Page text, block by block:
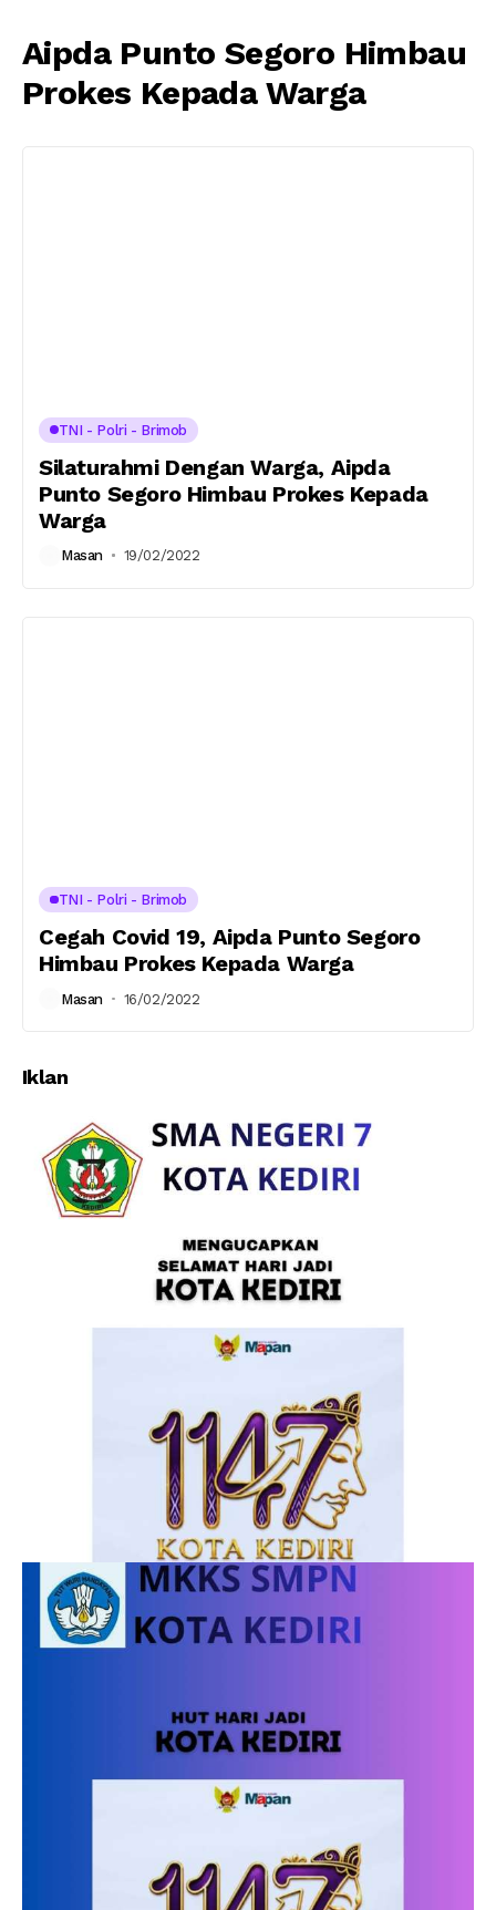
Aipda Punto Segoro Himbau
Prokes Kepada Warga
TNI - Polri - Brimob
Silaturahmi Dengan Warga, Aipda
Punto Segoro Himbau Prokes Kepada
Warga
Masan 19/02/2022
TNI - Polri - Brimob
Cegah Covid 19, Aipda Punto Segoro
Himbau Prokes Kepada Warga
Masan 16/02/2022
Iklan